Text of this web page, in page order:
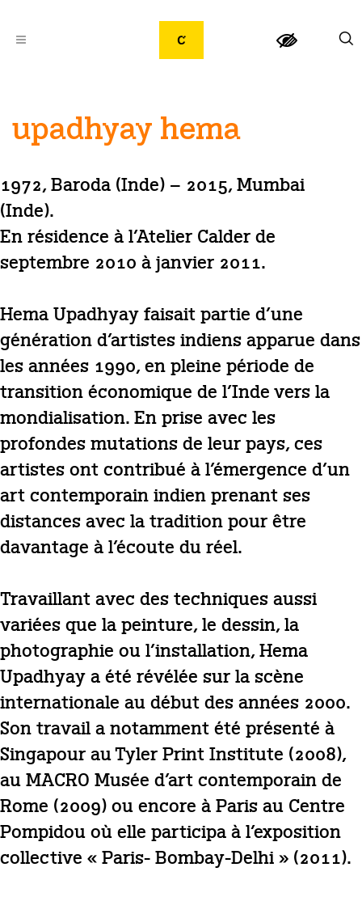
upadhyay hema
1972, Baroda (Inde) – 2015, Mumbai
(Inde).
En résidence à l’Atelier Calder de
septembre 2010 à janvier 2011.
Hema Upadhyay faisait partie d’une
génération d’artistes indiens apparue dans
les années 1990, en pleine période de
transition économique de l’Inde vers la
mondialisation. En prise avec les
profondes mutations de leur pays, ces
artistes ont contribué à l’émergence d’un
art contemporain indien prenant ses
distances avec la tradition pour être
davantage à l’écoute du réel.
Travaillant avec des techniques aussi
variées que la peinture, le dessin, la
photographie ou l’installation, Hema
Upadhyay a été révélée sur la scène
internationale au début des années 2000.
Son travail a notamment été présenté à
Singapour au Tyler Print Institute (2008),
au MACRO Musée d’art contemporain de
Rome (2009) ou encore à Paris au Centre
Pompidou où elle participa à l’exposition
collective « Paris- Bombay-Delhi » (2011).